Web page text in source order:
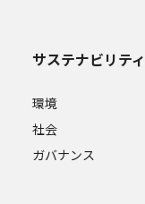
サステナビリティ
環境
社会
ガバナンス